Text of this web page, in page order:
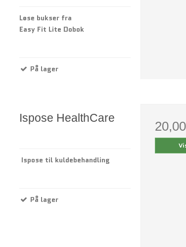
Løse bukser fra
Easy Fit Lite Dobok
På lager
Ispose HealthCare
Ispose til kuldebehandling
På lager